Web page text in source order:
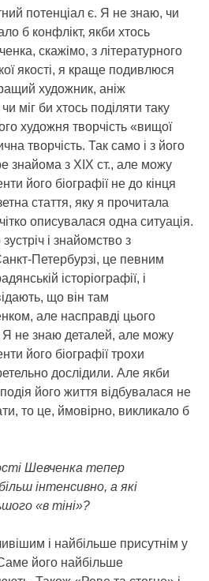
потенціал є. Я не знаю, чи
б конфлікт, якби хтось
скажімо, з літературного
якості, я краще подивлюся
художник, аніж
міг би хтось поділяти таку
художня творчість «вищої
творчість. Так само і з його
знайома з ХІХ ст., але можу
його біографії не до кінця
стаття, яку я прочитала
описувалася одна ситуація.
і знайомство з
Петербурзі, це певним
історіографії, і
що він там
але насправді цього
Я не знаю деталей, але можу
його біографії трохи
дослідили. Але якби
його життя відбувалася не
то це, ймовірно, викликало б
Шевченка тепер
інтенсивно, а які
«в тіні»?
і найбільше присутнім у
його найбільше